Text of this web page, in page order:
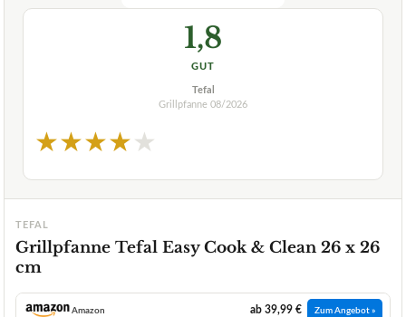
1,8
GUT
Tefal
Grillpfanne 08/2026
★★★★★
TEFAL
Grillpfanne Tefal Easy Cook & Clean 26 x 26
cm
Amazon ab 39,99 € Zum Angebot »